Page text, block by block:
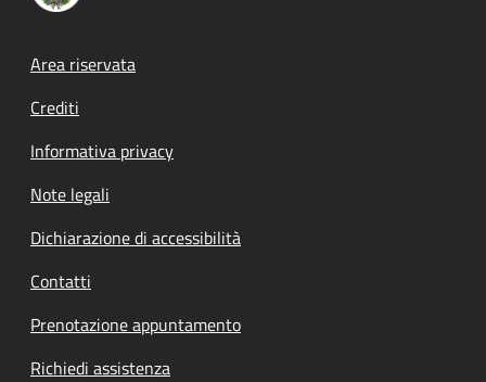
Footer menu
Area riservata
Crediti
Informativa privacy
Note legali
Dichiarazione di accessibilità
Contatti
Prenotazione appuntamento
Richiedi assistenza